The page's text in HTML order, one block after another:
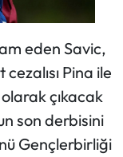
eden Savic,
Pina ile
çıkacak
son derbisini
Gençlerbirliği